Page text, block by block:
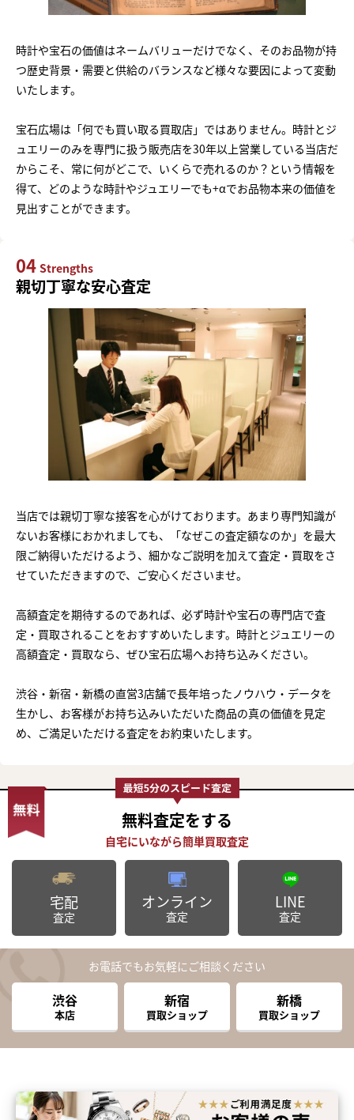
時計や宝石の価値はネームバリューだけでなく、そのお品物が持
つ歴史背景・需要と供給のバランスなど様々な要因によって変動
いたします。
宝石広場は「何でも買い取る買取店」ではありません。時計とジ
ュエリーのみを専門に扱う販売店を30年以上営業している当店だ
からこそ、常に何がどこで、いくらで売れるのか？という情報を
得て、どのような時計やジュエリーでも+αでお品物本来の価値を
見出すことができます。
04 Strengths
親切丁寧な安心査定
当店では親切丁寧な接客を心がけております。あまり専門知識が
ないお客様におかれましても、「なぜこの査定額なのか」を最大
限ご納得いただけるよう、細かなご説明を加えて査定・買取をさ
せていただきますので、ご安心くださいませ。
高額査定を期待するのであれば、必ず時計や宝石の専門店で査
定・買取されることをおすすめいたします。時計とジュエリーの
高額査定・買取なら、ぜひ宝石広場へお持ち込みください。
渋谷・新宿・新橋の直営3店舗で長年培ったノウハウ・データを
生かし、お客様がお持ち込みいただいた商品の真の価値を見定
め、ご満足いただける査定をお約束いたします。
無料査定をする
宅配
査定
オンライン
査定
LINE
査定
お電話でもお気軽にご相談ください
渋谷
本店
新宿
買取ショップ
新橋
買取ショップ